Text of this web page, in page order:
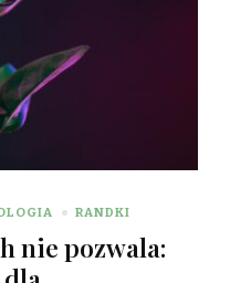
RANDKI
nie pozwala: